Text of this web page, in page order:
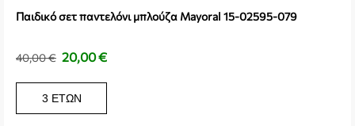
Παιδικό σετ παντελόνι μπλούζα Mayoral 15-02595-079
40,00€ 20,00€
3 ΕΤΏΝ